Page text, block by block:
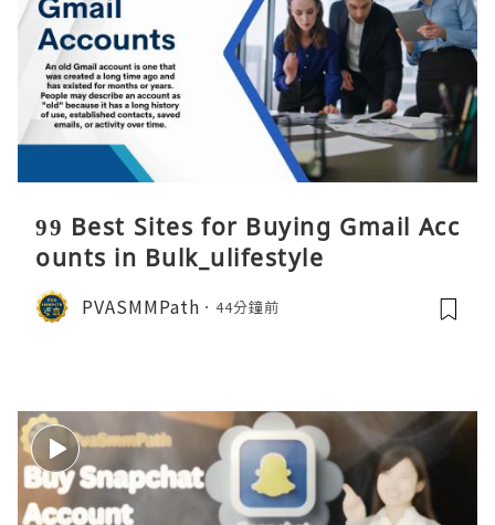
99 Best Sites for Buying Gmail Acc
ounts in Bulk_ulifestyle
PVASMMPath 44分鐘前